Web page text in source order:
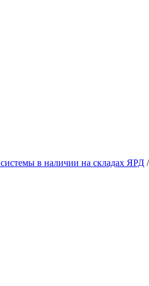
в наличии на складах ЯРД /